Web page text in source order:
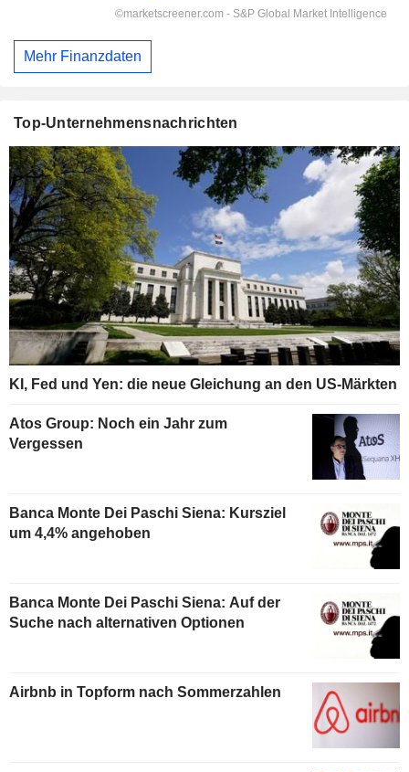
Mehr Finanzdaten
Top-Unternehmensnachrichten
KI, Fed und Yen: die neue Gleichung an den US-Märkten
Atos Group: Noch ein Jahr zum
Vergessen
Banca Monte Dei Paschi Siena: Kursziel
um 4,4% angehoben
Banca Monte Dei Paschi Siena: Auf der
Suche nach alternativen Optionen
Airbnb in Topform nach Sommerzahlen